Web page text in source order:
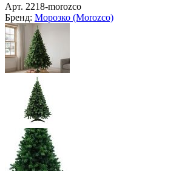
Арт. 2218-morozco
Бренд: Морозко (Morozco)